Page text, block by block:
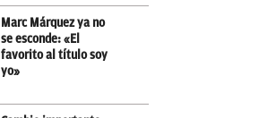
Marc Márquez ya no
se esconde: «El
favorito al título soy
yo»